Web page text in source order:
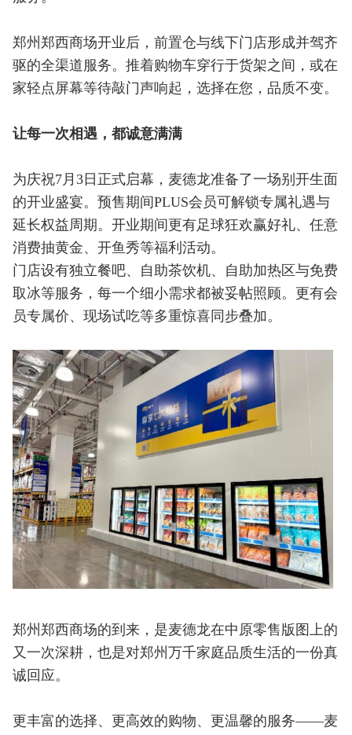
郑州郑西商场开业后，前置仓与线下门店形成并驾齐
驱的全渠道服务。推着购物车穿行于货架之间，或在
家轻点屏幕等待敲门声响起，选择在您，品质不变。
让每一次相遇，都诚意满满
为庆祝7月3日正式启幕，麦德龙准备了一场别开生面
的开业盛宴。预售期间PLUS会员可解锁专属礼遇与
延长权益周期。开业期间更有足球狂欢赢好礼、任意
消费抽黄金、开鱼秀等福利活动。
门店设有独立餐吧、自助茶饮机、自助加热区与免费
取冰等服务，每一个细小需求都被妥帖照顾。更有会
员专属价、现场试吃等多重惊喜同步叠加。
郑州郑西商场的到来，是麦德龙在中原零售版图上的
又一次深耕，也是对郑州万千家庭品质生活的一份真
诚回应。
更丰富的选择、更高效的购物、更温馨的服务——麦